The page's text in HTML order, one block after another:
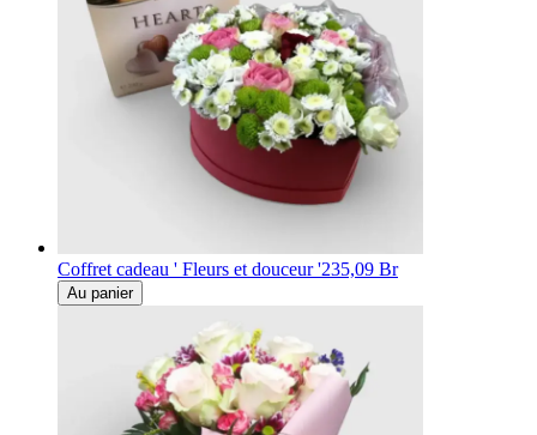
Coffret cadeau ' Fleurs et douceur '235,09 Br
Au panier